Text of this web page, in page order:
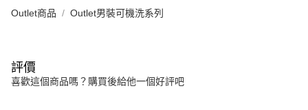
Outlet商品 Outlet男裝可機洗系列
評價
喜歡這個商品嗎？購買後給他一個好評吧